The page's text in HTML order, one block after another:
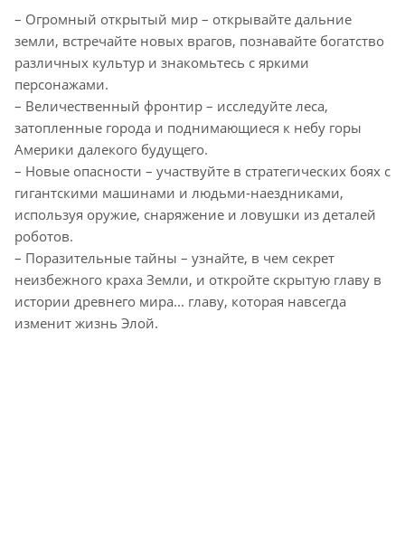
– Огромный открытый мир – открывайте дальние
земли, встречайте новых врагов, познавайте богатство
различных культур и знакомьтесь с яркими
персонажами.
– Величественный фронтир – исследуйте леса,
затопленные города и поднимающиеся к небу горы
Америки далекого будущего.
– Новые опасности – участвуйте в стратегических боях с
гигантскими машинами и людьми-наездниками,
используя оружие, снаряжение и ловушки из деталей
роботов.
– Поразительные тайны – узнайте, в чем секрет
неизбежного краха Земли, и откройте скрытую главу в
истории древнего мира... главу, которая навсегда
изменит жизнь Элой.